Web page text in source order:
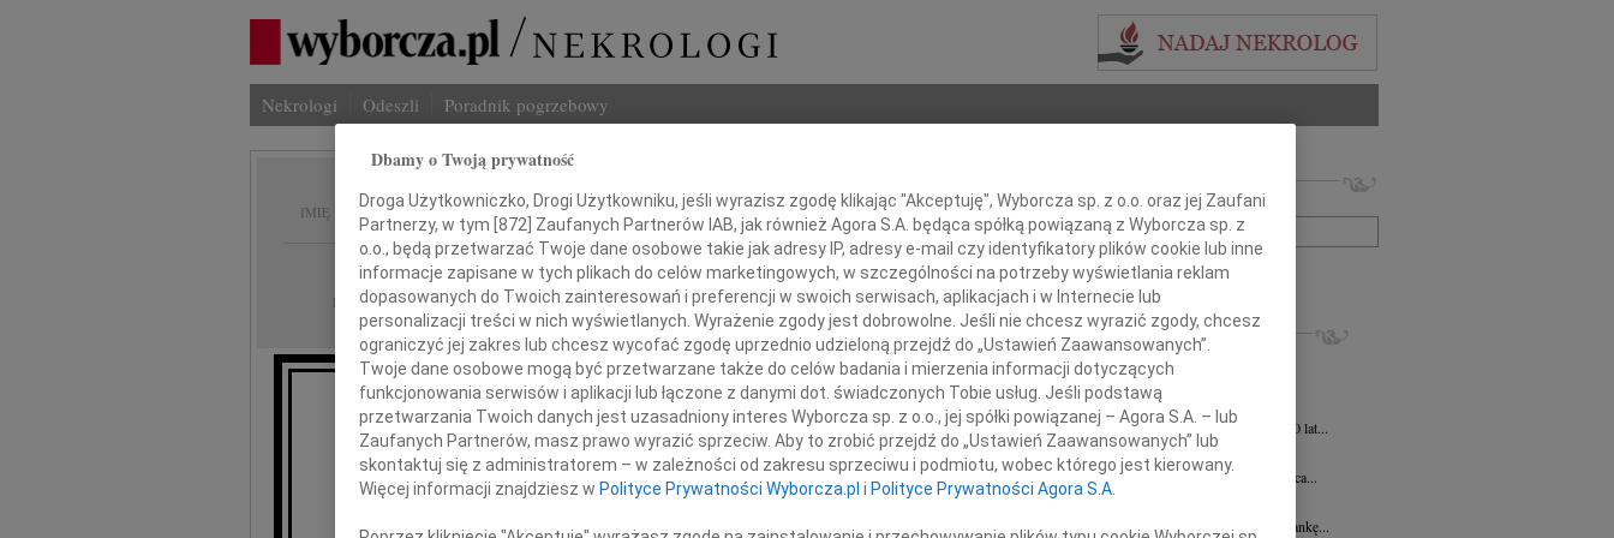
Nekrologi Odeszli Poradnik pogrzebowy
IMIĘ I NAZWISKO: Katarzyna Rybczyńska
REGION: Lublin
DATA EMISJI: 28.12.2017
Z ogromnym smutkiem żegnamy
Imię i nazwisko lub numer ogłoszenia:
+ szukanie zaawansowane
INNE NEKROLOGI
Andrzej Szostek27.07.2026 Lublin
W dniu 21 lipca 2026 r. zmarł Śp. ks. prof....
Andrzej Szostek 27.07.2026
W dniu 21 lipca 2026 roku zmarł w wieku 80 lat...
Anna Elżbieta Wstawska
W dniu 24 czerwca 2026 roku mija 1. rocznica...
Joanna Magdalena Milart
Z głębokim smutkiem żegnamy naszą Koleżankę...
Dbamy o Twoją prywatność
Droga Użytkowniczko, Drogi Użytkowniku, jeśli wyrazisz zgodę klikając "Akceptuję", Wyborcza sp. z o.o. oraz jej Zaufani
Partnerzy, w tym [872] Zaufanych Partnerów IAB, jak również Agora S.A. będąca spółką powiązaną z Wyborcza sp. z
o.o., będą przetwarzać Twoje dane osobowe takie jak adresy IP, adresy e-mail czy identyfikatory plików cookie lub inne
informacje zapisane w tych plikach do celów marketingowych, w szczególności na potrzeby wyświetlania reklam
dopasowanych do Twoich zainteresowań i preferencji w swoich serwisach, aplikacjach i w Internecie lub
personalizacji treści w nich wyświetlanych. Wyrażenie zgody jest dobrowolne. Jeśli nie chcesz wyrazić zgody, chcesz
ograniczyć jej zakres lub chcesz wycofać zgodę uprzednio udzieloną przejdź do „Ustawień Zaawansowanych”.
Twoje dane osobowe mogą być przetwarzane także do celów badania i mierzenia informacji dotyczących
funkcjonowania serwisów i aplikacji lub łączone z danymi dot. świadczonych Tobie usług. Jeśli podstawą
przetwarzania Twoich danych jest uzasadniony interes Wyborcza sp. z o.o., jej spółki powiązanej – Agora S.A. – lub
Zaufanych Partnerów, masz prawo wyrazić sprzeciw. Aby to zrobić przejdź do „Ustawień Zaawansowanych” lub
skontaktuj się z administratorem – w zależności od zakresu sprzeciwu i podmiotu, wobec którego jest kierowany.
Więcej informacji znajdziesz w Polityce Prywatności Wyborcza.pl i Polityce Prywatności Agora S.A.